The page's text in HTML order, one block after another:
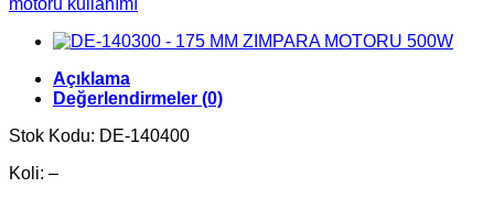
Açıklama
Değerlendirmeler (0)
Stok Kodu: DE-140400
Koli: –